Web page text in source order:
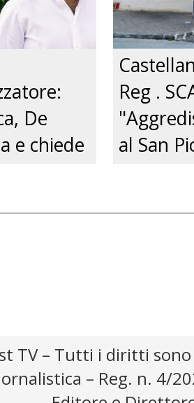
De
e chiede
Reg .
al San
TV – Tutti i diritti
– Reg. n. 4/